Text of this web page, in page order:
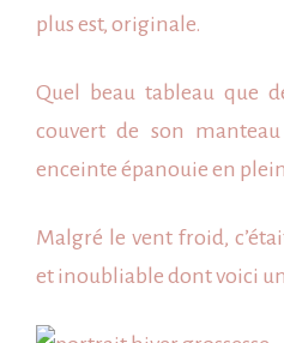
plus est, originale.
Quel beau tableau que
couvert de son
enceinte épanouie en
Malgré le vent froid,
et inoubliable dont voici